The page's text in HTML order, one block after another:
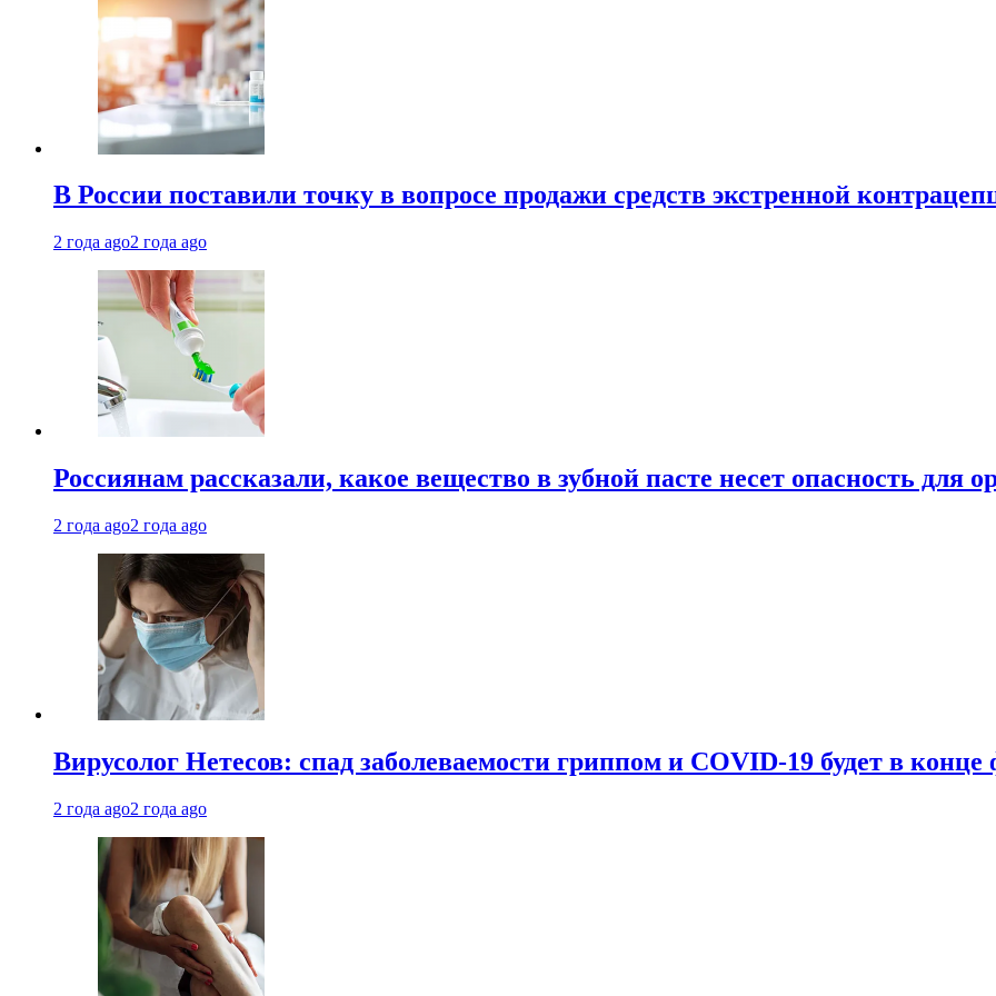
В России поставили точку в вопросе продажи средств экстренной
2 года ago2 года ago
Россиянам рассказали, какое вещество в зубной пасте несет опасность для
2 года ago2 года ago
Вирусолог Нетесов: спад заболеваемости гриппом и COVID-19 будет в конце
2 года ago2 года ago